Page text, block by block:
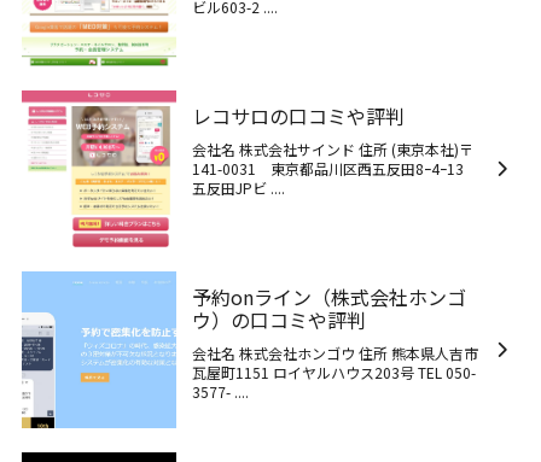
ビル603-2 ....
レコサロの口コミや評判
会社名 株式会社サインド 住所 (東京本社)〒
141-0031 東京都品川区西五反田8ｰ4ｰ13
五反田JPビ ....
予約onライン（株式会社ホンゴ
ウ）の口コミや評判
会社名 株式会社ホンゴウ 住所 熊本県人吉市
瓦屋町1151 ロイヤルハウス203号 TEL 050-
3577- ....